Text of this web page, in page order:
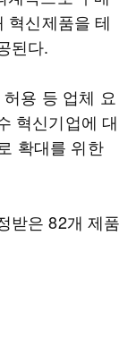
혁신제품을 테
된다.
용 등 업체 요
혁신기업에 대
확대를 위한
받은 82개 제품